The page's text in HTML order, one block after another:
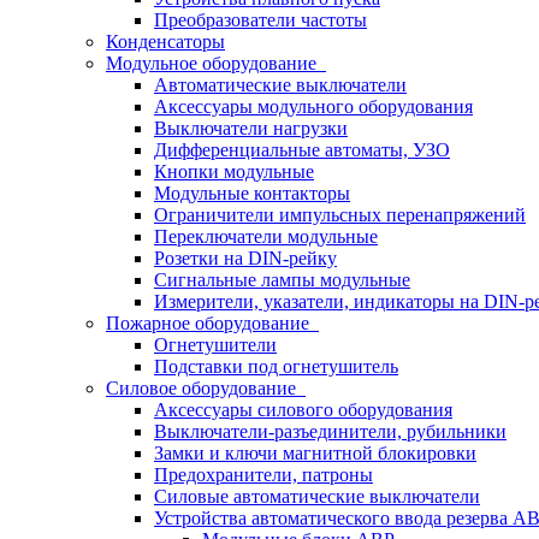
Преобразователи частоты
Конденсаторы
Модульное оборудование
Автоматические выключатели
Аксессуары модульного оборудования
Выключатели нагрузки
Дифференциальные автоматы, УЗО
Кнопки модульные
Модульные контакторы
Ограничители импульсных перенапряжений
Переключатели модульные
Розетки на DIN-рейку
Сигнальные лампы модульные
Измерители, указатели, индикаторы на DIN-
Пожарное оборудование
Огнетушители
Подставки под огнетушитель
Силовое оборудование
Аксессуары силового оборудования
Выключатели-разъединители, рубильники
Замки и ключи магнитной блокировки
Предохранители, патроны
Силовые автоматические выключатели
Устройства автоматического ввода резерва